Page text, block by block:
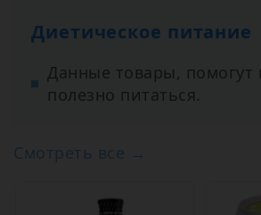
Диетическое питание
Данные товары, помогут
полезно питаться.
Смотреть все →